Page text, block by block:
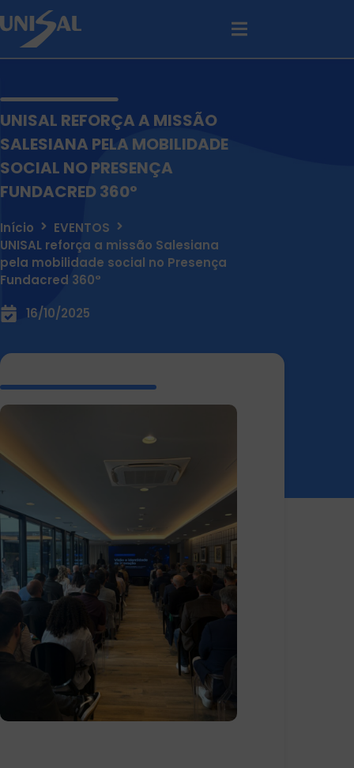
UNISAL REFORÇA A MISSÃO
SALESIANA PELA MOBILIDADE
SOCIAL NO PRESENÇA
FUNDACRED 360°
Início
EVENTOS
UNISAL reforça a missão Salesiana
pela mobilidade social no Presença
Fundacred 360°
16/10/2025